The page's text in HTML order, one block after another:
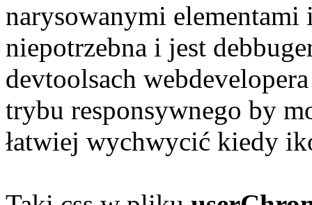
narysowanymi elementami
niepotrzebna i jest
devtoolsach
trybu responsywnego by
łatwiej wychwycić kiedy